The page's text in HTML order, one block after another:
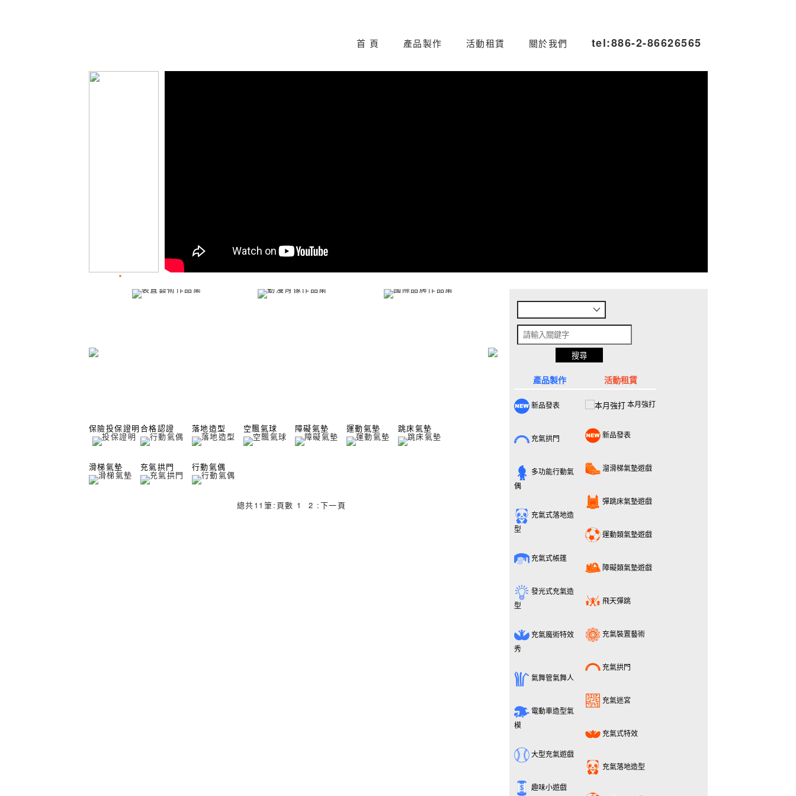
首 頁 產品製作 活動租賃 關於我們 tel:886-2-86626565
保險投保證明合格認證 落地造型 空飄氣球 障礙氣墊 運動氣墊 跳床氣墊
滑梯氣墊 充氣拱門 行動氣偶
總共11 筆: 頁數 1 2 :下一頁
產品製作
新品發表
充氣拱門
多功能行動氣
偶
充氣式落地造
型
充氣式帳篷
發光式充氣造
型
充氣魔術特效
秀
氣舞管氣舞人
電動車造型氣
模
大型充氣遊戲
趣味小遊戲
活動租賃
本月強打
新品發表
溜滑梯氣墊遊戲
彈跳床氣墊遊戲
運動類氣墊遊戲
障礙類氣墊遊戲
飛天彈跳
充氣裝置藝術
充氣拱門
充氣迷宮
充氣式特效
充氣落地造型